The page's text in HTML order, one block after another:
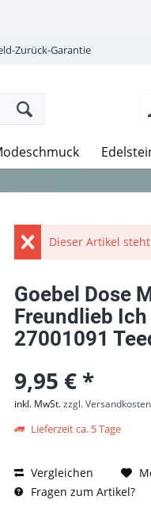
Zurück-Garantie
Dieser Artikel
Goebel Dose
Freundlieb
27001091
9,95 € *
inkl. MwSt.zzgl. Versandkosten
Lieferzeit ca. 5 Tage
Vergleichen
Fragen zum Artikel?